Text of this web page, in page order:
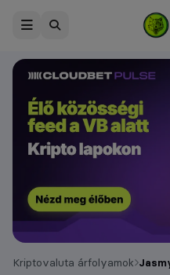
Kriptovaluta árfolyamok